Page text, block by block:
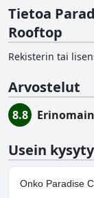
Tietoa
Rooftop
Rekisterin tai
Arvostelut
8.8
Usein
Onko Paradise